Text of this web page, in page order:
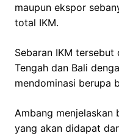
maupun ekspor
total IKM.
Sebaran IKM
Tengah dan Bali
mendominasi berupa
Ambang menjelaskan
yang akan didapat